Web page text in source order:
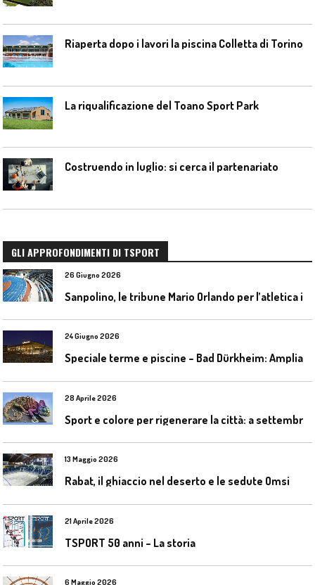
Riaperta dopo i lavori la piscina Colletta di Torino
La riqualificazione del Toano Sport Park
Costruendo in luglio: si cerca il partenariato
GLI APPROFONDIMENTI DI TSPORT
26 Giugno 2026
24 Giugno 2026
28 Aprile 2026
13 Maggio 2026
Rabat, il ghiaccio nel deserto e le sedute Omsi
21 Aprile 2026
TSPORT 50 anni – La storia
6 Maggio 2026